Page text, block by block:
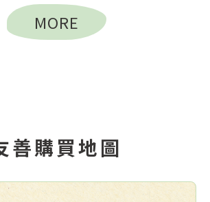
MORE
善購買地圖